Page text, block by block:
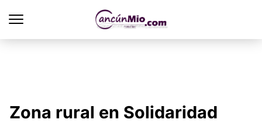
Zona rural en Solidaridad